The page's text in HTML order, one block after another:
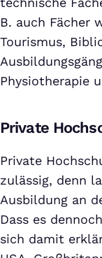
B. auch Fächer
Tourismus,
Physiotherapie
Private
Private
zulässig, denn
Ausbildung an
Dass es
sich damit